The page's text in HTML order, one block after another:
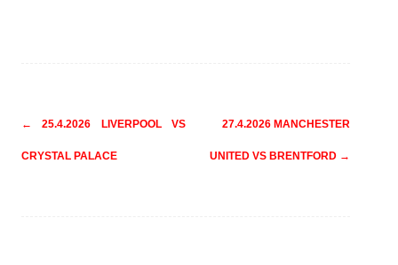
Навигация
← 25.4.2026 LIVERPOOL VS
CRYSTAL PALACE
27.4.2026 MANCHESTER
UNITED VS BRENTFORD →